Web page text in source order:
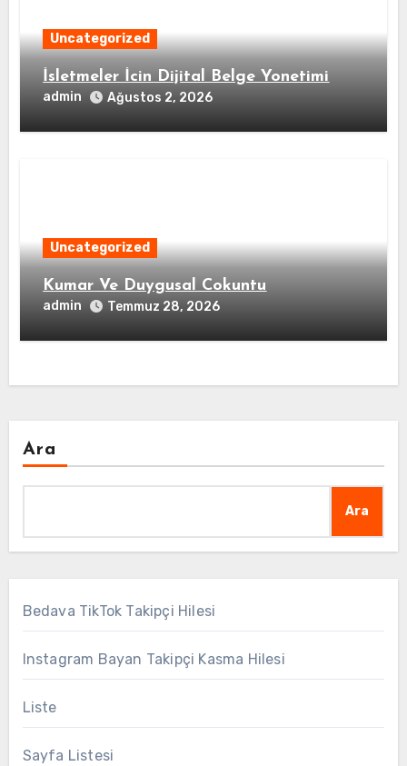
Uncategorized
İsletmeler İcin Dijital Belge Yonetimi
admin Ağustos 2, 2026
Uncategorized
Kumar Ve Duygusal Cokuntu
admin Temmuz 28, 2026
Ara
Ara
Bedava TikTok Takipçi Hilesi
Instagram Bayan Takipçi Kasma Hilesi
Liste
Sayfa Listesi